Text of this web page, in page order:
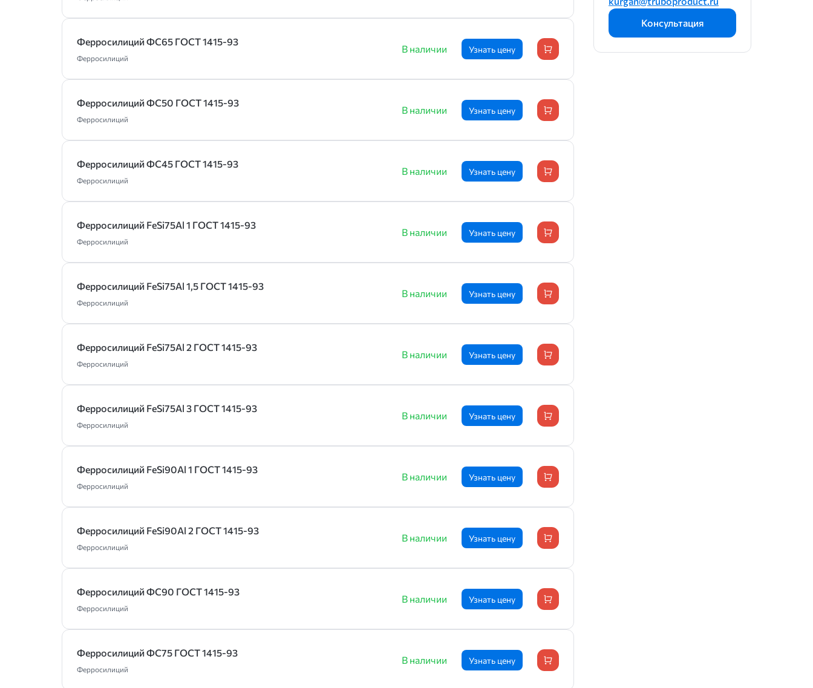
Ферросилиций ФС65 ГОСТ 1415-93
Ферросилиций
В наличии Узнать цену
Ферросилиций ФС50 ГОСТ 1415-93
Ферросилиций
В наличии Узнать цену
Ферросилиций ФС45 ГОСТ 1415-93
Ферросилиций
В наличии Узнать цену
Ферросилиций FeSi75Al 1 ГОСТ 1415-93
Ферросилиций
В наличии Узнать цену
Ферросилиций FeSi75Al 1,5 ГОСТ 1415-93
Ферросилиций
В наличии Узнать цену
Ферросилиций FeSi75Al 2 ГОСТ 1415-93
Ферросилиций
В наличии Узнать цену
Ферросилиций FeSi75Al 3 ГОСТ 1415-93
Ферросилиций
В наличии Узнать цену
Ферросилиций FeSi90Al 1 ГОСТ 1415-93
Ферросилиций
В наличии Узнать цену
Ферросилиций FeSi90Al 2 ГОСТ 1415-93
Ферросилиций
В наличии Узнать цену
Ферросилиций ФС90 ГОСТ 1415-93
Ферросилиций
В наличии Узнать цену
Ферросилиций ФС75 ГОСТ 1415-93
Ферросилиций
В наличии Узнать цену
Консультация